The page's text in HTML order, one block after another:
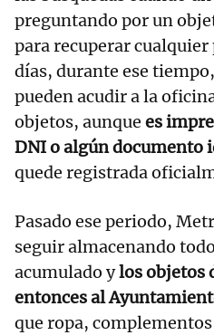
preguntando por un
para recuperar cualquier
días, durante ese
pueden acudir a la
objetos, aunque es
DNI o algún documento
quede registrada
Pasado ese periodo,
seguir almacenando
acumulado ylos objetos
entonces al
que ropa,